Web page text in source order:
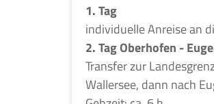
1. Tag
individuelle Anreise an
2. Tag Oberhofen -
Transfer zur
Wallersee, dann nach